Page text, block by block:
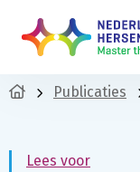
Publicaties
Lees voor